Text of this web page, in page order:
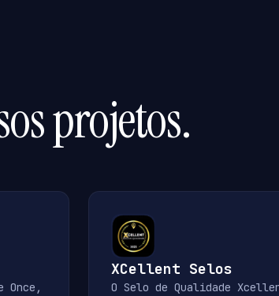
projetos.
Once,
XCellent Selos
O Selo de Qualidade